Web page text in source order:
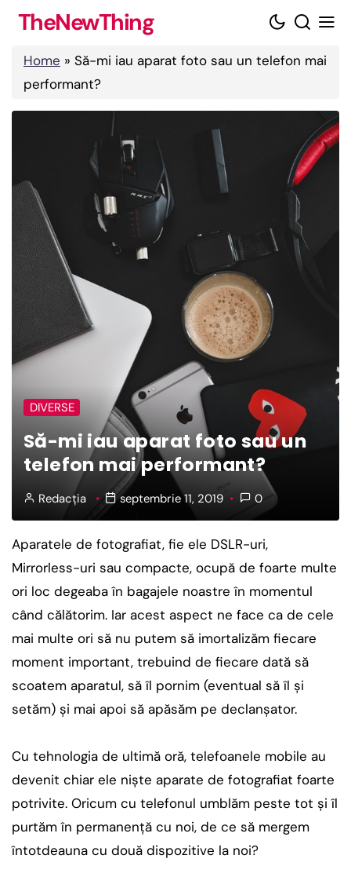
Skip
content
TheNewThing
Home » Să-mi iau aparat foto sau un telefon mai
performant?
DIVERSE
Să-mi iau aparat foto sau un
telefon mai performant?
Redacția septembrie 11, 2019 0
Aparatele de fotografiat, fie ele DSLR-uri,
Mirrorless-uri sau compacte, ocupă de foarte multe
ori loc degeaba în bagajele noastre în momentul
când călătorim. Iar acest aspect ne face ca de cele
mai multe ori să nu putem să imortalizăm fiecare
moment important, trebuind de fiecare dată să
scoatem aparatul, să îl pornim (eventual să îl şi
setăm) şi mai apoi să apăsăm pe declanşator.
Cu tehnologia de ultimă oră, telefoanele mobile au
devenit chiar ele nişte aparate de fotografiat foarte
potrivite. Oricum cu telefonul umblăm peste tot şi îl
purtăm în permanenţă cu noi, de ce să mergem
întotdeauna cu două dispozitive la noi?